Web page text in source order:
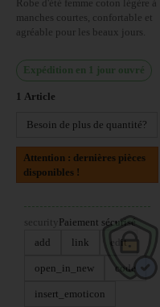
Robe d'été femme coton légère à
manches courtes, confortable et
agréable pour les beaux jours.
Expédition en 1 jour ouvré
1 Article
Besoin de plus de quantité?
Attention : dernières pièces
disponibles !
security Paiement sécurisé
add
link edit
open_in_new code
insert_emoticon